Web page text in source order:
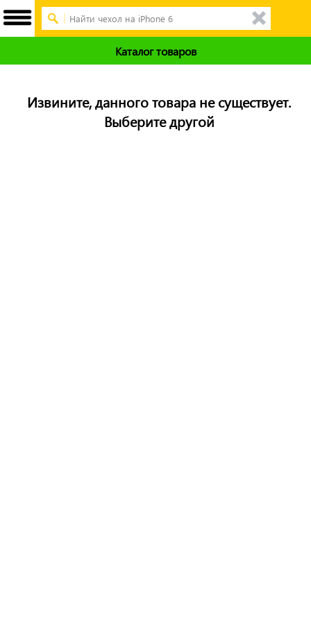
Каталог товаров
Извините, данного товара не существует.
Выберите другой